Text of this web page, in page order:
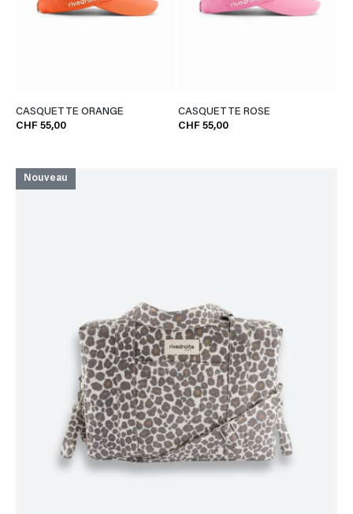
CASQUETTE ORANGE
CHF 55,00
CASQUETTE ROSE
CHF 55,00
Nouveau